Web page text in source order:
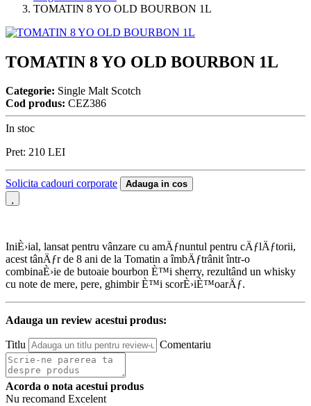
TOMATIN 8 YO OLD BOURBON 1L
TOMATIN 8 YO OLD BOURBON 1L
Categorie: Single Malt Scotch
Cod produs: CEZ386
In stoc
Pret: 210 LEI
Solicita cadouri corporate Adauga in cos
IniÈ›ial, lansat pentru vânzare cu amÄƒnuntul pentru cÄƒlÄƒtorii,
acest tânÄƒr de 8 ani de la Tomatin a îmbÄƒtrânit într-o
combinaÈ›ie de butoaie bourbon È™i sherry, rezultând un whisky
cu note de mere, pere, ghimbir È™i scorÈ›iÈ™oarÄƒ.
Adauga un review acestui produs:
Titlu Comentariu
Acorda o nota acestui produs
Nu recomand Excelent